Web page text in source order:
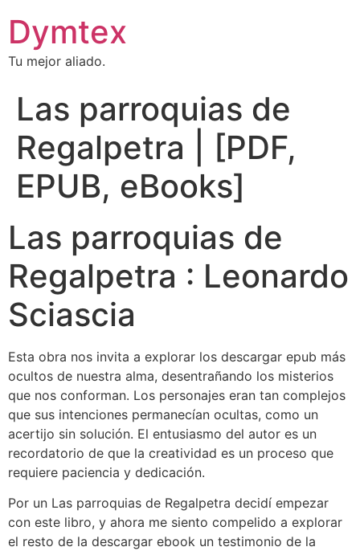
Dymtex
Tu mejor aliado.
Las parroquias de
Regalpetra | [PDF,
EPUB, eBooks]
Las parroquias de
Regalpetra : Leonardo
Sciascia
Esta obra nos invita a explorar los descargar epub más
ocultos de nuestra alma, desentrañando los misterios
que nos conforman. Los personajes eran tan complejos
que sus intenciones permanecían ocultas, como un
acertijo sin solución. El entusiasmo del autor es un
recordatorio de que la creatividad es un proceso que
requiere paciencia y dedicación.
Por un Las parroquias de Regalpetra decidí empezar
con este libro, y ahora me siento compelido a explorar
el resto de la descargar ebook un testimonio de la